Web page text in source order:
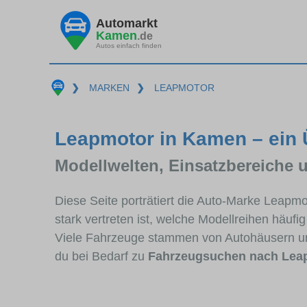
Automarkt
Kamen.de
Autos einfach finden
❯ MARKEN ❯ LEAPMOTOR
Leapmotor in Kamen – ein
Modellwelten, Einsatzbereiche
Diese Seite porträtiert die Auto-Marke
stark vertreten ist, welche Modellreihen
Viele Fahrzeuge stammen von Autohäusern
du bei Bedarf zu Fahrzeugsuchen nach